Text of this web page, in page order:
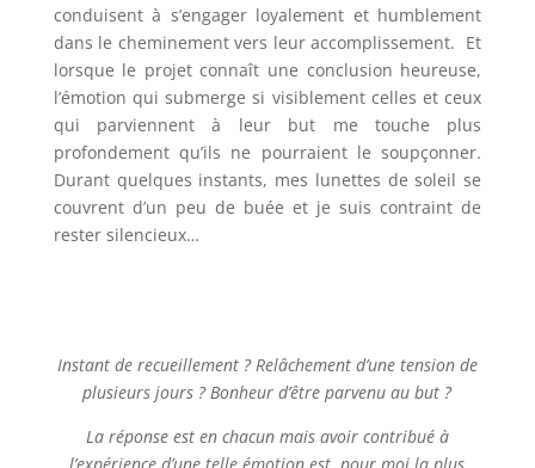
conduisent à s’engager loyalement et humblement
dans le cheminement vers leur accomplissement. Et
lorsque le projet connaît une conclusion heureuse,
l’émotion qui submerge si visiblement celles et ceux
qui parviennent à leur but me touche plus
profondement qu’ils ne pourraient le soupçonner.
Durant quelques instants, mes lunettes de soleil se
couvrent d’un peu de buée et je suis contraint de
rester silencieux…
Instant de recueillement ? Relâchement d’une tension de
plusieurs jours ? Bonheur d’être parvenu au but ?
La réponse est en chacun mais avoir contribué à